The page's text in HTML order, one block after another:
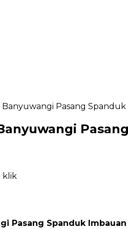
Pasang
klik
Pasang Spanduk